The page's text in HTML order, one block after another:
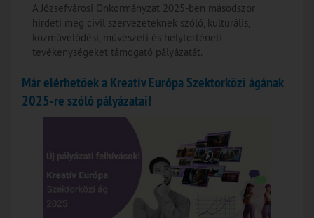
A Józsefvárosi Önkormányzat 2025-ben másodszor
hirdeti meg civil szervezeteknek szóló, kulturális,
közművelődési, művészeti és helytörténeti
tevékenységeket támogató pályázatát.
Már elérhetőek a Kreatív Európa Szektorközi ágának
2025-re szóló pályázatai!